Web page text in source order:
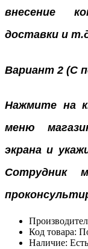
внесение
доставки и
Вариант 2 (С
Нажмите на
меню
экранаи
Сотрудник
Код товара:
Наличие: